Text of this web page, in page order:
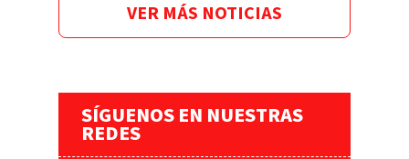
VER MÁS NOTICIAS
SÍGUENOS EN NUESTRAS
REDES